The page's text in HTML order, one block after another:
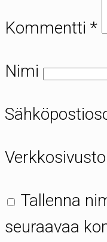
Kommentti *
Nimi
Verkkosivusto
Tallenna
seuraavaa